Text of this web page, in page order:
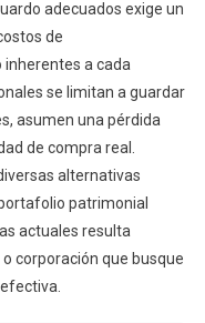
adecuados exige un
de
inherentes a cada
se limitan a guardar
asumen una pérdida
de compra real.
alternativas
patrimonial
actuales resulta
corporación que busque